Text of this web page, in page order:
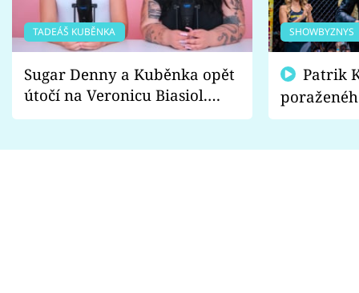
TADEÁŠ KUBĚNKA
Sugar Denny a Kuběnka opět
útočí na Veronicu Biasiol.
Proč je podle nich falešná a
SHOWBYZNYS
fanoušci